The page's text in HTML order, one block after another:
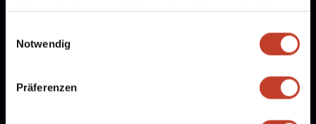
Notwendig
Präferenzen